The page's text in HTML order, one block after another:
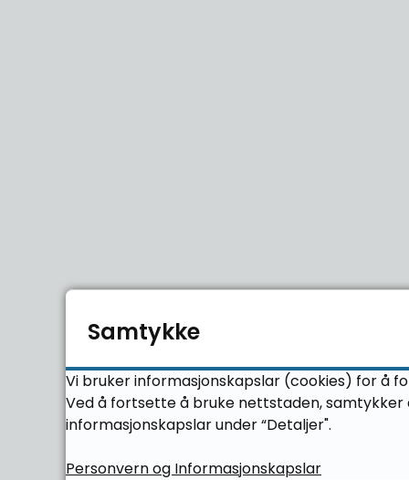
Samtykke
Vi bruker informasjonskapslar (cookies) for å
Ved å fortsette å bruke nettstaden,
informasjonskapslar under “Detaljer".
Personvern og Informasjonskapslar